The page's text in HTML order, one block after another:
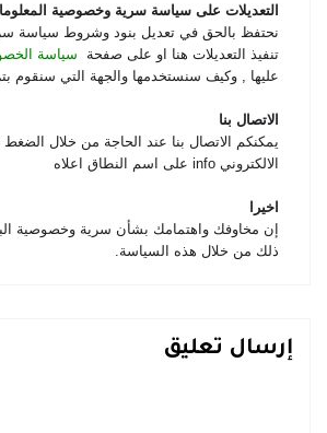
التعديلات على سياسة سرية وخصوصية
نحتفظ بالحق في تعديل بنود وشروط سياسة
تنفيذ التعديلات هنا او على صفحة
سياسة
عليها , وكيف سنستخدمها والجهة التي سنقوم
الاتصال بنا
يمكنكم الاتصال بنا عند الحاجة من خلال
الالكتروني info على اسم النطاق اعلاه
اخيرا
إن مخاوفك واهتمامك بشأن سرية وخصوصية
ذلك من خلال هذه السياسة.
إرسال تعليق